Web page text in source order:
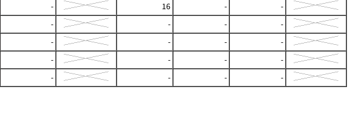
- 16 -
-
- - -
-
- - -
-
- - -
-
- - - -